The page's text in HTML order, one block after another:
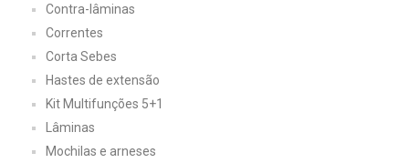
Contra-lâminas
Correntes
Corta Sebes
Hastes de extensão
Kit Multifunções 5+1
Lâminas
Mochilas e arneses